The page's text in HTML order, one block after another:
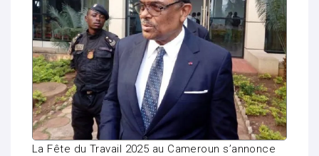
La Fête du Travail 2025 au Cameroun s’annonce